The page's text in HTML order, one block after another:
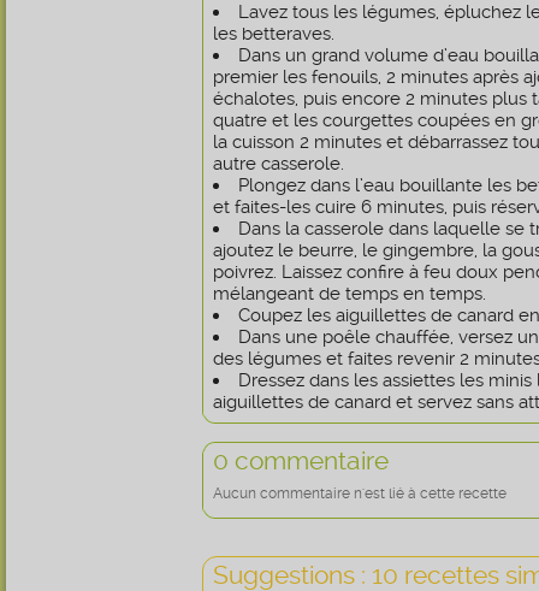
Lavez tous les légumes, épluchez
les betteraves.
Dans un grand volume d’eau
premier les fenouils, 2 minutes après
échalotes, puis encore 2 minutes plus
quatre et les courgettes coupées en
la cuisson 2 minutes et débarrassez
autre casserole.
Plongez dans l’eau bouillante les
et faites-les cuire 6 minutes, puis
Dans la casserole dans laquelle se
ajoutez le beurre, le gingembre, la
poivrez. Laissez confire à feu doux
mélangeant de temps en temps.
Coupez les aiguillettes de canard
Dans une poêle chauffée, versez
des légumes et faites revenir 2
Dressez dans les assiettes les
aiguillettes de canard et servez sans
0 commentaire
Aucun commentaire n'est lié à cette recette
Suggestions : 10 recettes